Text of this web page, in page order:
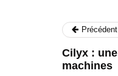
Précédent
Cilyx :
machines